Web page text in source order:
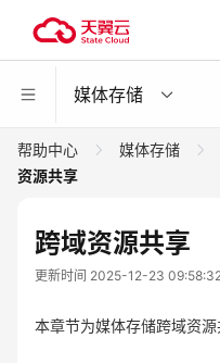
媒体存储
帮助中心 媒体存储
资源共享
跨域资源共享
更新时间 2025-12-23
本章节为媒体存储跨域资源